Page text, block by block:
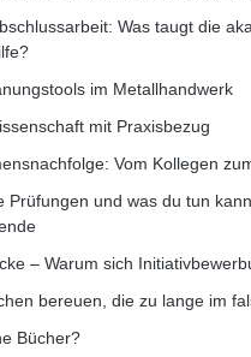
ist für
wurde im Rahmen
für Bildung
Learning in
mit den
Was taugt die
im Metallhandwerk
mit Praxisbezug
Vom Kollegen
Prüfungen und was du tun
– Warum sich
bereuen, die zu lange im
Bücher?